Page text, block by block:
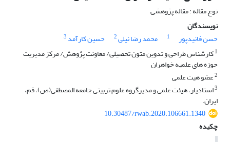
نوع مقاله : مقاله پژوهشی
نویسندگان
حسن فانیدپور
1 محمد رضا نیلی2 حسین کارآمد 3
1کارشناس طراحی و تدوین متون تحصیلی/ معاونت پژوهش/ مرکز مدیریت
حوزه های علمیه خواهران
2عضو هیت علمی
3استادیار، هیئت علمی و مدیرگروه علوم تربیتی جامعه المصطفی(ص)، قم،
ایران.
10.30487/rwab.2020.106661.1340
چکیده